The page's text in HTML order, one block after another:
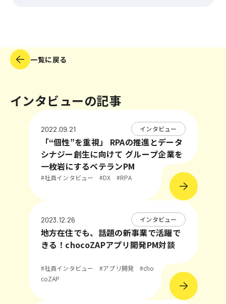
一覧に戻る
インタビューの記事
2022.09.21 インタビュー
「“個性”を重視」 RPAの推進とデータ
シナジー創生に向けて グループ企業を
一枚岩にするベテランPM
#社員インタビュー #DX #RPA
2023.12.26 インタビュー
地方在住でも、話題の新事業で活躍で
きる！chocoZAPアプリ開発PM対談
#社員インタビュー #アプリ開発
#cho
coZAP